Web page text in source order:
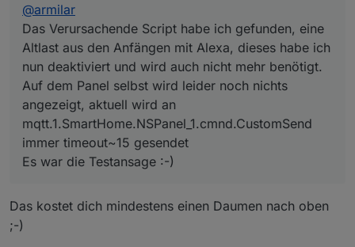
Es war die Testansage :-)
@armilar
Das Verursachende Script habe ich gefunden, eine
Altlast aus den Anfängen mit Alexa, dieses habe ich
nun deaktiviert und wird auch nicht mehr benötigt.
Auf dem Panel selbst wird leider noch nichts
angezeigt, aktuell wird an
mqtt.1.SmartHome.NSPanel_1.cmnd.CustomSend
immer timeout~15 gesendet
Es war die Testansage :-)
Das kostet dich mindestens einen Daumen nach oben
;-)